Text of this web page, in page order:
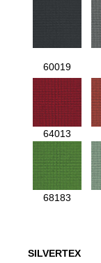
60019
64013
68183
SILVERTEX